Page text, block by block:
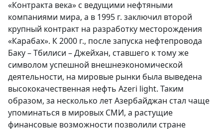
«Контракта века» с ведущими нефтяными
компаниями мира, а в 1995 г. заключил второй
крупный контракт на разработку месторождения
«Карабах». К 2000 г., после запуска нефтепровода
Баку – Тбилиси – Джейхан, ставшего к тому же
символом успешной внешнеэкономической
деятельности, на мировые рынки была выведена
высококачественная нефть Azeri light. Таким
образом, за несколько лет Азербайджан стал чаще
упоминаться в мировых СМИ, а растущие
финансовые возможности позволили стране